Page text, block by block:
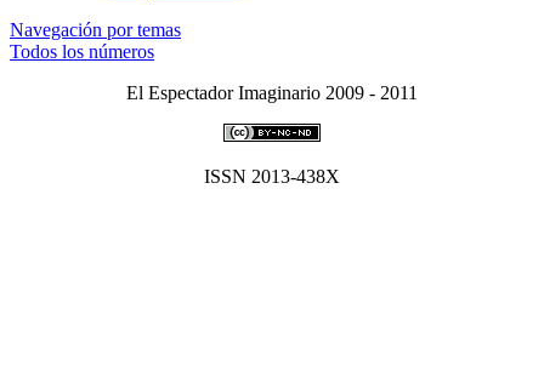
Navegación por temas
Todos los números
El Espectador Imaginario 2009 - 2011
ISSN 2013-438X